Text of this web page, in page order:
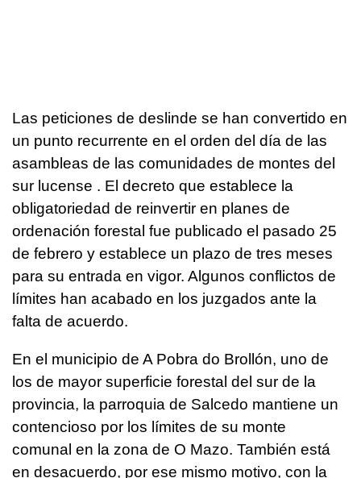
Las peticiones de deslinde se han convertido en
un punto recurrente en el orden del día de las
asambleas de las comunidades de montes del
sur lucense . El decreto que establece la
obligatoriedad de reinvertir en planes de
ordenación forestal fue publicado el pasado 25
de febrero y establece un plazo de tres meses
para su entrada en vigor. Algunos conflictos de
límites han acabado en los juzgados ante la
falta de acuerdo.
En el municipio de A Pobra do Brollón, uno de
los de mayor superficie forestal del sur de la
provincia, la parroquia de Salcedo mantiene un
contencioso por los límites de su monte
comunal en la zona de O Mazo. También está
en desacuerdo, por ese mismo motivo, con la